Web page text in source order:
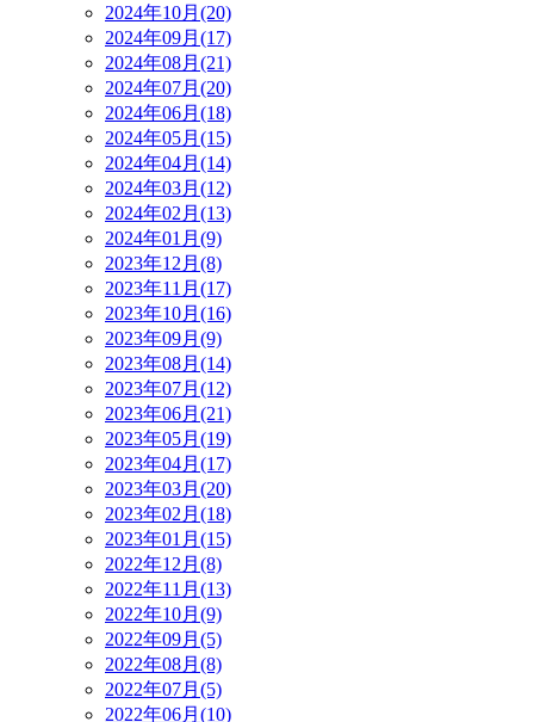
2024年10月(20)
2024年09月(17)
2024年08月(21)
2024年07月(20)
2024年06月(18)
2024年05月(15)
2024年04月(14)
2024年03月(12)
2024年02月(13)
2024年01月(9)
2023年12月(8)
2023年11月(17)
2023年10月(16)
2023年09月(9)
2023年08月(14)
2023年07月(12)
2023年06月(21)
2023年05月(19)
2023年04月(17)
2023年03月(20)
2023年02月(18)
2023年01月(15)
2022年12月(8)
2022年11月(13)
2022年10月(9)
2022年09月(5)
2022年08月(8)
2022年07月(5)
2022年06月(10)